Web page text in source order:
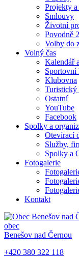
Projekty a
Smlouvy
Životní
Povodně
Volby do
Volný čas
Kalendář
Sportovní
Klubovna
Turistický
Ostatní
YouTube
Facebook
Spolky a
Otevírací
Služby,
Spolky a
Fotogalerie
Kontakt
obec
Benešov nad Černou
+420 380 322 118